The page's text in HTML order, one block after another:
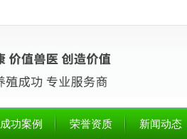
成功案例 荣誉资质 新闻动态